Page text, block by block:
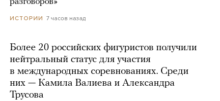
ИСТОРИИ 7 часов назад
Более 20 российских фигуристов получили
нейтральный статус для участия
в международных соревнованиях. Среди
них — Камила Валиева и Александра
Трусова